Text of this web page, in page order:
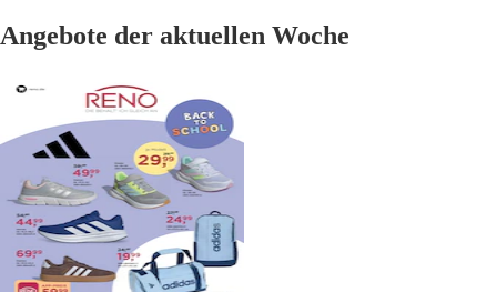
Angebote der aktuellen Woche